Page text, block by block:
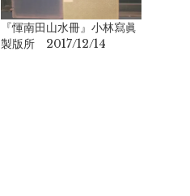
『惲南田山水冊』小林寫眞
製版所 2017/12/14